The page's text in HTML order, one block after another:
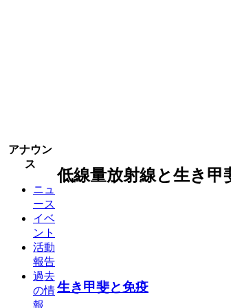
アナウン
ス
ニュ
ース
イベ
ント
活動
報告
過去
の情
報
低線量放射線と生き
生き甲斐と免疫